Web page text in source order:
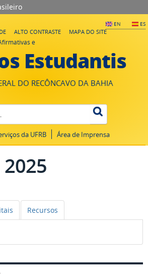
EN ES
ALTO CONTRASTE
MAPA DO SITE
e
Estudantis
DO RECÔNCAVO DA BAHIA
da UFRB Área de Imprensa
2025
Recursos